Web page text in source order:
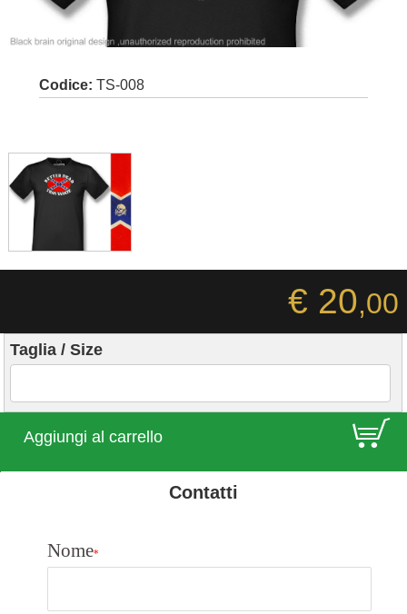
Codice:TS-008
€ 20,00
Taglia / Size
Aggiungi al carrello E
Contatti
Nome*